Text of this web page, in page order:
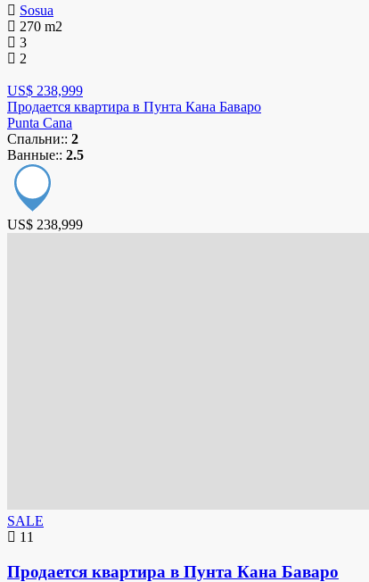
Sosua
270 m2
3
2
US$ 238,999
Продается квартира в Пунта Кана Баваро
Punta Cana
Спальни:: 2
Ванные:: 2.5
US$ 238,999
SALE
11
Продается квартира в Пунта Кана Баваро